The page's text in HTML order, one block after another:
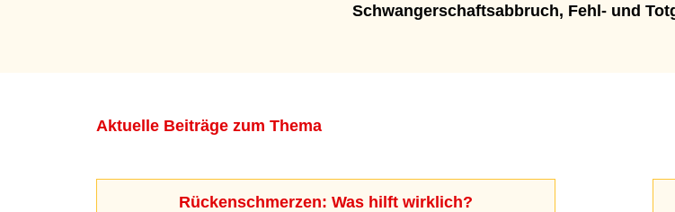
Schwangerschaftsabbruch, Fehl- und
Aktuelle Beiträge zum Thema
Rückenschmerzen: Was hilft wirklich?